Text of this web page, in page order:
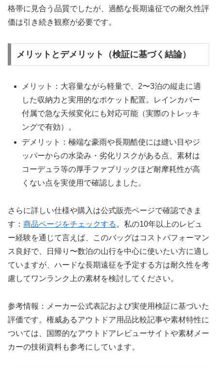
格帯に見合う品質でしたが、過酷な長期遠征での耐久性評
価は引き続き観察が必要です。
メリットとデメリット（検証に基づく結論）
メリット：大容量ながら軽量で、2〜3泊の縦走に適
した収納力と実用的なポケット配置。レインカバー
付属で急な天候変化にも対応可能（実際のトレッキ
ングで有効）。
デメリット：極端な豪雨や長期酷使には縫い目やジ
ッパーからの水染み・劣化リスクがある点、素材は
コーデュラ等の厚手ファブリックほど耐摩耗性が高
くない点を実使用で確認しました。
さらに詳しい仕様や購入は公式販売ページで確認できま
す： 商品ページをチェックする 。私の10年以上のレビュ
ー経験を通じて言えば、このバッグはコストパフォーマン
ス良好で、日帰り〜数泊の山行を中心に使いたい方に適し
ていますが、ハードな長期遠征を予定する方は耐久性を考
慮してワンランク上の素材を検討してください。
参考情報：メーカー公式表記および実使用検証に基づいた
評価です。権威あるアウトドア用品比較記事や素材特性に
ついては、国際的なアウトドアレビューサイトや素材メー
カーの技術資料も参考にしています。